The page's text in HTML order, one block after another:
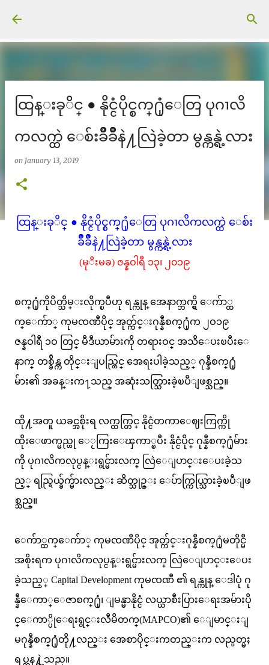
ထြန္းခုိင္ ● နိုင္ငံပိုင္စက္႐ုံေတြ ပုဂၢလိ
ကလက္ထဲ ေစ်းခ်ဳိခ်ဳိနဲ႔လြဲခဲ့တာ မွန္ကန္ရဲ့လား
on January 13, 2019
ထြန္းခုိင္ ● နိုင္ငံပိုင္စက္႐ုံေတြ ပုဂၢလိကလက္ထဲ ေစ်း
ခ်ဳိခ်ဳိနဲ႔လြဲခဲ့တာ မွန္ကန္ရဲ့လား
(မုိးမခ) ဇန္နဝါရီ ၁၃၊ ၂၀၁၉
စက္႐ုံကိုပိတ္သိမ္းလိုက္ၿပီဟု ရန္ကုန္ အေနာက္ဘက္ရွိ ေက်ာ္ထ
က္ေက်ာ္ ကုမၸဏီပိုင္ အုတ္က်င္းဂုန္နီစက္႐ုံက ၂ဝ၁၉
ဇန္နဝါရီ ၁ဝ တြင္ မီဒီယာမ်ားကို တရားဝင္ အသိေပးၿပီးေ
နာက္ တစ္ခ်ိန္က တိုင္းျပည္တြင္ အေရးပါခဲ့သည့္ ဂုန္နီစက္႐ုံ
မ်ား၏ အခန္းက႑သည္ အဆုံးသတ္သြားခဲ့ၿပီျဖစ္သည္။
ထို႔အတူ ယခင္အစိုးရ လက္ထက္တြင္ နိုင္ငံတကာေဈးကြက္ကို
ထိုးေဖာက္မည္ဟု ေႂကြးေၾကာ္ၿပီး နိုင္ငံပိုင္ ဂုန္နီစက္႐ုံမ်ား
ကို ပုဂၢလိကလုပ္ငန္းရွင္မ်ားလက္ လြဲေျပာင္းေပးခဲ့သ
ည့္ ရည္ရြယ္ခ်က္မ်ားလည္း ဆိတ္သုဥ္း ေပ်ာက္ကြယ္သြားခဲ့ၿပီျဖ
စ္သည္။
ေက်ာ္ထက္ေက်ာ္ ကုမၸဏီပိုင္ အုတ္က်င္းဂုန္နီစက္႐ုံမတိုင္မီ
အစိုးရက ပုဂၢလိကလုပ္ငန္းရွင္မ်ားလက္ လြဲေျပာင္းေပး
ခဲ့သည့္ Capital Development ကုမၸဏီ ၏ ရန္ကုန္ ေဒါပုံ ဂု
န္နီေကာ္ေဇာစက္႐ုံ၊ ျမန္မာနိုင္ငံ လယ္ယာစီးပြားေရးအမ်ားပို
င္ေကာ္ပိုေရးရွင္းလီမိတက္(MAPCO)၏ ေျမာင္းျ
မဂုန္နီစက္႐ုံတို႔လည္း အေစာပိုင္းကတည္းက လည္ပတ္မႈ
ရပ္တန႔္ခဲ့သည္။